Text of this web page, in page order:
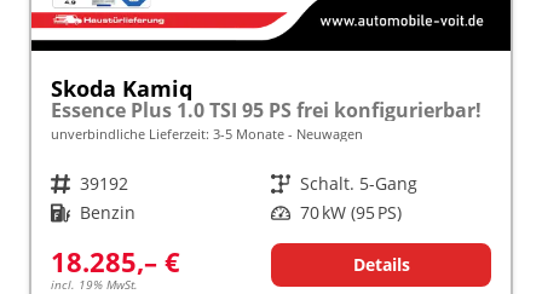
Skoda Kamiq
Essence Plus 1.0 TSI 95 PS frei konfigurierbar!
unverbindliche Lieferzeit: 3-5 Monate Neuwagen
Fahrzeugnr. 39192 Getriebe Schalt. 5-Gang
Kraftstoff Benzin Leistung 70 kW (95 PS)
18.285,– €
incl. 19% MwSt.
Details